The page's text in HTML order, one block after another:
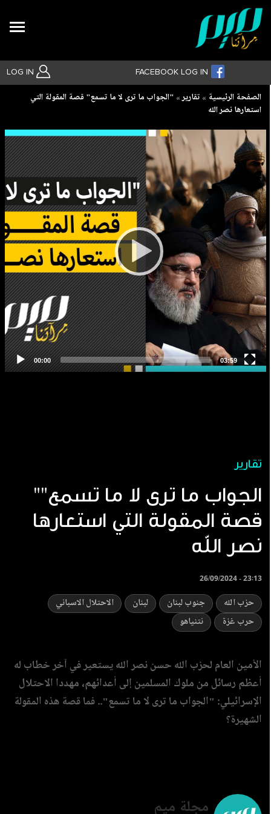
LOG IN FACEBOOK LOG IN
بحث متقدم
Breadcrumb
الصفحة الرئيسية تقارير
"الجواب ما ترى لا ما تسمع" قصة المقولة التي
استعارها نصر الله
تقارير
"الجواب ما ترى لا ما تسمع"
قصة المقولة التي استعارها
نصر الله
26/09/2024 - 23:13
حزب الله جنوب لبنان لبنان
الاحتلال الاسباني
حرب غزة
نتنياهو
الأمين العام لحزب الله حسن نصر الله يستعير في آخر خطاب له
أعظم رسائل من ملوك المسلمين إلى أعدائهم، مهددا الاحتلال
الإسرائيلي: "الجواب ما ترى لا ما تسمع".. فما قصة هذه المقولة
الشهيرة؟
مجلة ميم